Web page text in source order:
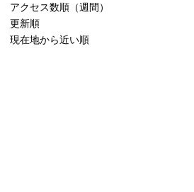
アクセス数順（週間）
更新順
現在地から近い順